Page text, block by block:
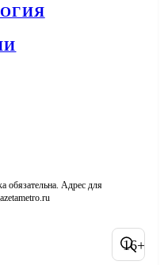
обязательна. Адрес для
16+